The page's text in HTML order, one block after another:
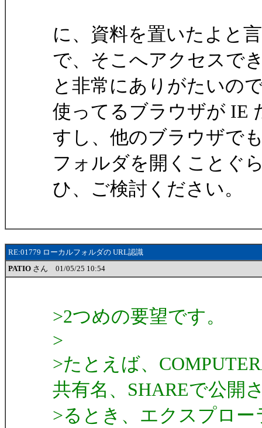
に、資料を置いたよと
で、そこへアクセスで
と非常にありがたいの
使ってるブラウザが IE
すし、他のブラウザで
フォルダを開くことぐ
ひ、ご検討ください。
RE:01779 ローカルフォルダの URL認識
PATIO さん 01/05/25 10:54
>2つめの要望です。
>
>たとえば、
共有名、SHAREで公開
>るとき、エクスプロー